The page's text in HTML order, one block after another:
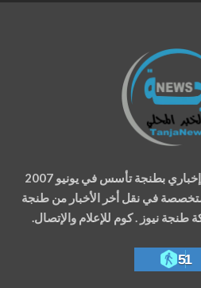
بطنجة تأسس في يونيو 2007
في نقل أخر الأخبار من طنجة
نيوز . كوم للإعلام والإتصال.
51